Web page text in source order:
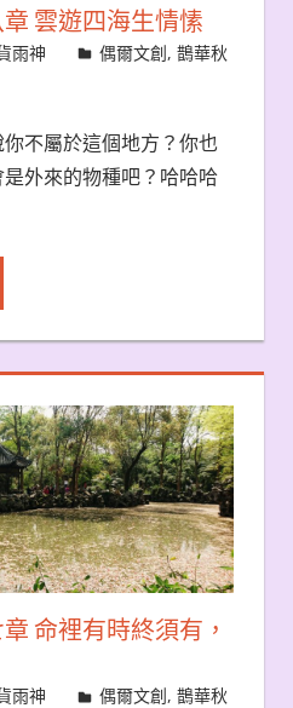
雲遊四海生情愫
雨神 偶爾文創,鵲華秋
你不屬於這個地方？你也
外來的物種吧？哈哈哈
命裡有時終須有，
雨神 偶爾文創,鵲華秋